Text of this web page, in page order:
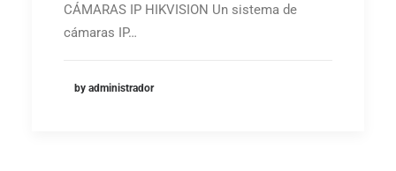
CÁMARAS IP HIKVISION Un sistema de
cámaras IP…
by administrador